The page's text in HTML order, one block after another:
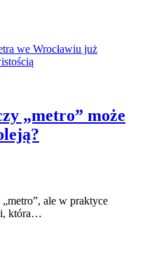
„metro” może
„metro”, ale w praktyce
która…